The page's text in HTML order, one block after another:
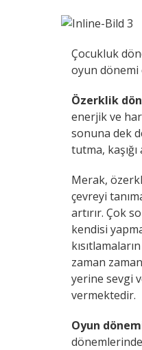
Çocukluk
oyun dönemi
Özerklik
enerjik ve
sonuna dek
tutma,
Merak,
çevreyi
artırır. Çok
kendisi
zaman
yerine sevgi
vermektedir.
Oyun